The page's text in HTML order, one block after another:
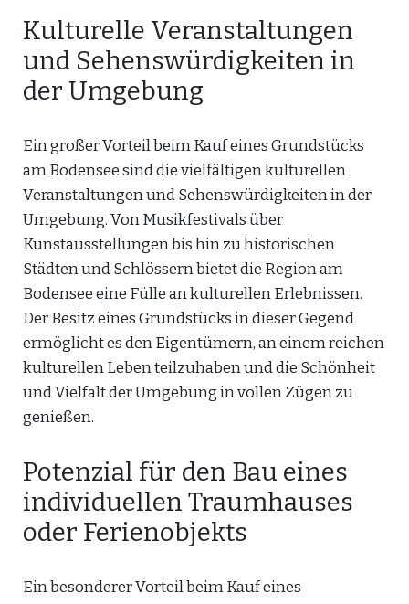
Kulturelle Veranstaltungen
und Sehenswürdigkeiten in
der Umgebung
Ein großer Vorteil beim Kauf eines Grundstücks
am Bodensee sind die vielfältigen kulturellen
Veranstaltungen und Sehenswürdigkeiten in der
Umgebung. Von Musikfestivals über
Kunstausstellungen bis hin zu historischen
Städten und Schlössern bietet die Region am
Bodensee eine Fülle an kulturellen Erlebnissen.
Der Besitz eines Grundstücks in dieser Gegend
ermöglicht es den Eigentümern, an einem reichen
kulturellen Leben teilzuhaben und die Schönheit
und Vielfalt der Umgebung in vollen Zügen zu
genießen.
Potenzial für den Bau eines
individuellen Traumhauses
oder Ferienobjekts
Ein besonderer Vorteil beim Kauf eines